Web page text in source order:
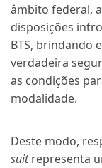
âmbito federal,
disposições
BTS, brindando
verdadeira
as condições
modalidade.
Deste modo,
suitrepresenta